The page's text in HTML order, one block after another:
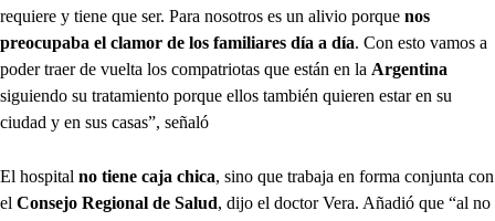
requiere y tiene que ser. Para nosotros es un alivio porque nos
preocupaba el clamor de los familiares día a día. Con esto vamos a
poder traer de vuelta los compatriotas que están en la Argentina
siguiendo su tratamiento porque ellos también quieren estar en su
ciudad y en sus casas”, señaló
El hospital no tiene caja chica, sino que trabaja en forma conjunta con
el Consejo Regional de Salud, dijo el doctor Vera. Añadió que “al no